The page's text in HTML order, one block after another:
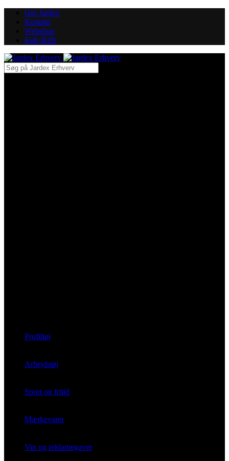
Om Jardex
Kontakt
Webshop
Køb B2B
Profiltøj
Arbejdstøj
Sport og fritid
Mærkevarer
Vin og reklamegaver